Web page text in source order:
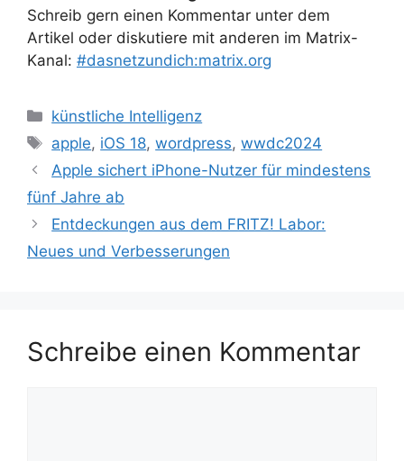
Schreib gern einen Kommentar unter dem
Artikel oder diskutiere mit anderen im Matrix-
Kanal: #dasnetzundich:matrix.org
Kategorien
künstliche Intelligenz
Schlagwörter
apple, iOS 18,wordpress,wwdc2024
Apple sichert iPhone-Nutzer für mindestens
fünf Jahre ab
Entdeckungen aus dem FRITZ! Labor:
Neues und Verbesserungen
Schreibe einen Kommentar